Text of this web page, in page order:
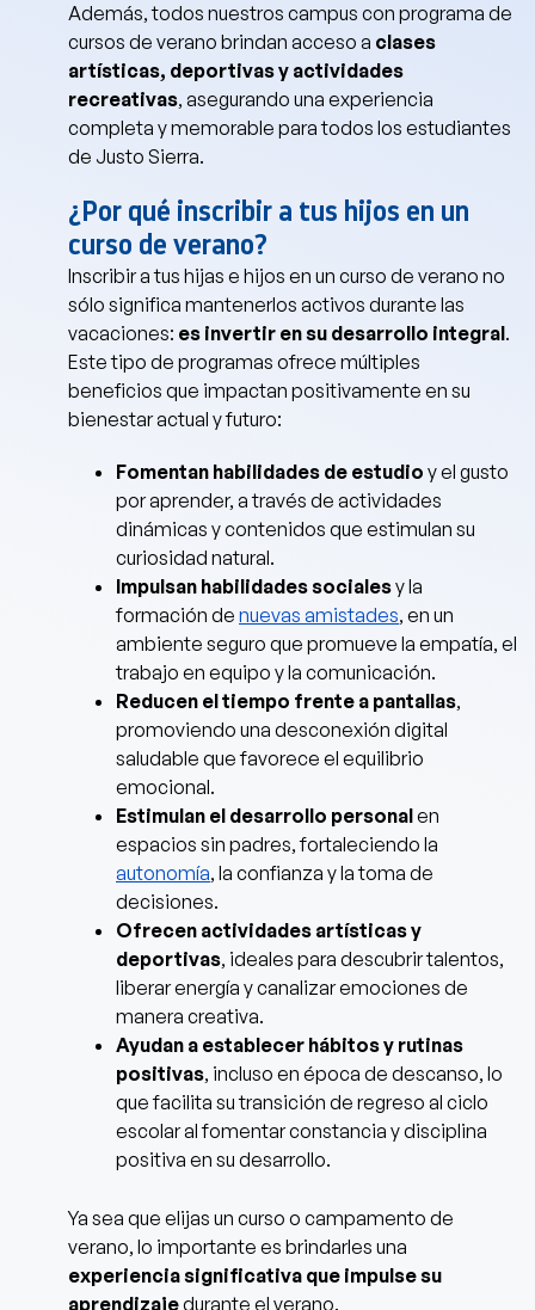
Además, todos nuestros campus con programa de
cursos de verano brindan acceso a clases
artísticas, deportivas y actividades
recreativas, asegurando una experiencia
completa y memorable para todos los estudiantes
de Justo Sierra.
¿Por qué inscribir a tus hijos en un
curso de verano?
Inscribir a tus hijas e hijos en un curso de verano no
sólo significa mantenerlos activos durante las
vacaciones: es invertir en su desarrollo integral.
Este tipo de programas ofrece múltiples
beneficios que impactan positivamente en su
bienestar actual y futuro:
Fomentan habilidades de estudio y el gusto
por aprender, a través de actividades
dinámicas y contenidos que estimulan su
curiosidad natural.
Impulsan habilidades socialesy la
formación de nuevas amistades, en un
ambiente seguro que promueve la empatía, el
trabajo en equipo y la comunicación.
Reducen el tiempo frente a pantallas,
promoviendo una desconexión digital
saludable que favorece el equilibrio
emocional.
Estimulan el desarrollo personalen
espacios sin padres, fortaleciendo la
autonomía, la confianza y la toma de
decisiones.
Ofrecen actividades artísticas y
deportivas, ideales para descubrir talentos,
liberar energía y canalizar emociones de
manera creativa.
Ayudan a establecer hábitos y rutinas
positivas, incluso en época de descanso, lo
que facilita su transición de regreso al ciclo
escolar al fomentar constancia y disciplina
positiva en su desarrollo.
Ya sea que elijas un curso o campamento de
verano, lo importante es brindarles una
experiencia significativa que impulse su
aprendizajedurante el verano.